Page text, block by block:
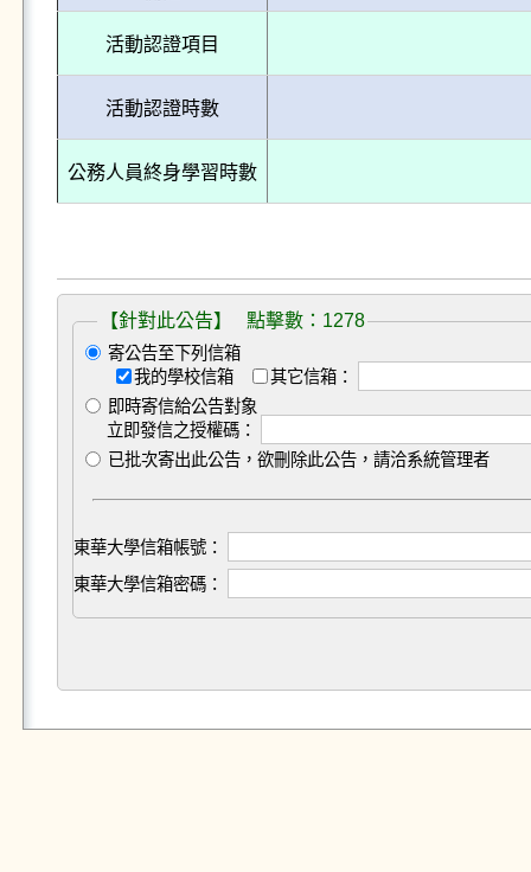
活動認證項目
活動認證時數
公務人員終身學習時數
【針對此公告】 點擊數：1278
寄公告至下列信箱
我的學校信箱
其它信箱：
即時寄信給公告對象
立即發信之授權碼：
已批次寄出此公告，欲刪除此公告，請洽系統管理者
東華大學信箱帳號：
東華大學信箱密碼：